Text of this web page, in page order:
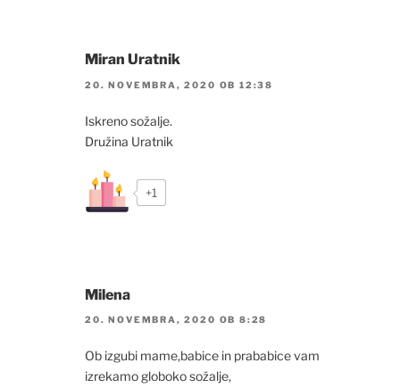
Miran Uratnik
20. NOVEMBRA, 2020 OB 12:38
Iskreno sožalje.
Družina Uratnik
+1
Milena
20. NOVEMBRA, 2020 OB 8:28
Ob izgubi mame,babice in prababice vam
izrekamo globoko sožalje,